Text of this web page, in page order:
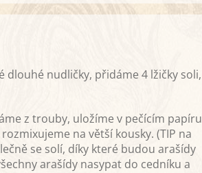
nudličky, přidáme 4 lžičky soli,
z trouby, uložíme v pečícím papíru
na větší kousky. (TIP na
se solí, díky které budou arašídy
arašídy nasypat do cedníku a